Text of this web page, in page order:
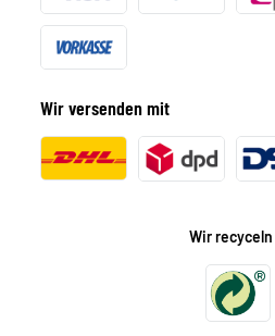
Wir versenden mit
Wir